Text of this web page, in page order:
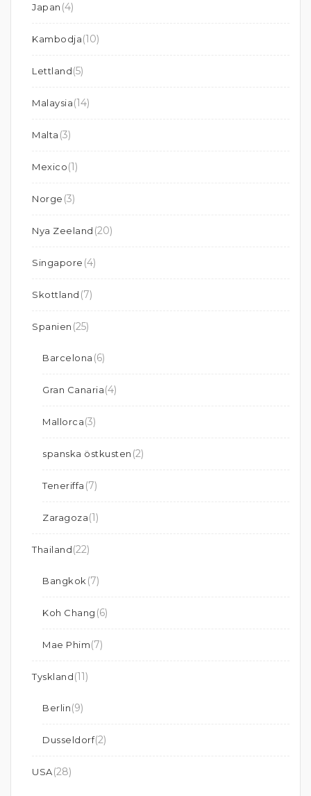
Japan (4)
Kambodja(10)
Lettland(5)
Malaysia(14)
Malta (3)
Mexico(1)
Norge (3)
Nya Zeeland (20)
Singapore (4)
Skottland (7)
Spanien (25)
Barcelona (6)
Gran Canaria(4)
Mallorca(3)
spanska östkusten (2)
Teneriffa (7)
Zaragoza(1)
Thailand(22)
Bangkok (7)
Koh Chang (6)
Mae Phim(7)
Tyskland(11)
Berlin(9)
Dusseldorf(2)
USA(28)